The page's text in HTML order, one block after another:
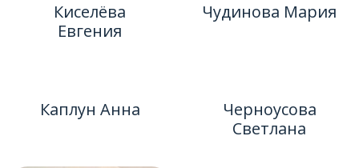
Киселёва
Евгения
Чудинова Мария
Каплун Анна
Черноусова
Светлана